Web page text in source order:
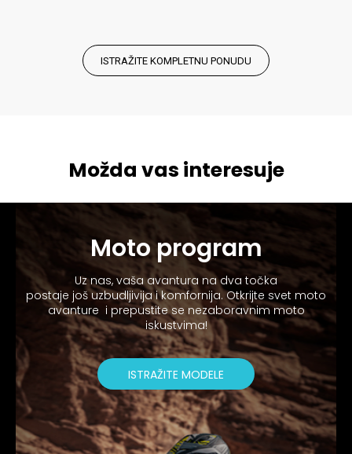
ISTRAŽITE KOMPLETNU PONUDU
Možda vas interesuje
Moto program
Uz nas, vaša avantura na dva točka
postaje još uzbudljivija i komfornija. Otkrijte svet moto
avanture i prepustite se nezaboravnim moto
iskustvima!
ISTRAŽITE MODELE